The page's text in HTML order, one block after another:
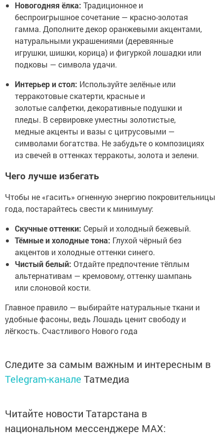
Новогодняя ёлка: Традиционное и
беспроигрышное сочетание — красно-золотая
гамма. Дополните декор оранжевыми акцентами,
натуральными украшениями (деревянные
игрушки, шишки, корица) и фигуркой лошадки или
подковы — символа удачи.
Интерьер и стол: Используйте зелёные или
терракотовые скатерти, красные и
золотые салфетки, декоративные подушки и
пледы. В сервировке уместны золотистые,
медные акценты и вазы с цитрусовыми —
символами богатства. Не забудьте о композициях
из свечей в оттенках терракоты, золота и зелени.
Чего лучше избегать
Чтобы не «гасить» огненную энергию покровительницы
года, постарайтесь свести к минимуму:
Скучные оттенки: Серый и холодный бежевый.
Тёмные и холодные тона: Глухой чёрный без
акцентов и холодные оттенки синего.
Чистый белый: Отдайте предпочтение тёплым
альтернативам — кремовому, оттенку шампань
или слоновой кости.
Главное правило — выбирайте натуральные ткани и
удобные фасоны, ведь Лошадь ценит свободу и
лёгкость. Счастливого Нового года
Следите за самым важным и интересным в
Telegram-канале Татмедиа
Читайте новости Татарстана в
национальном мессенджере MАХ: